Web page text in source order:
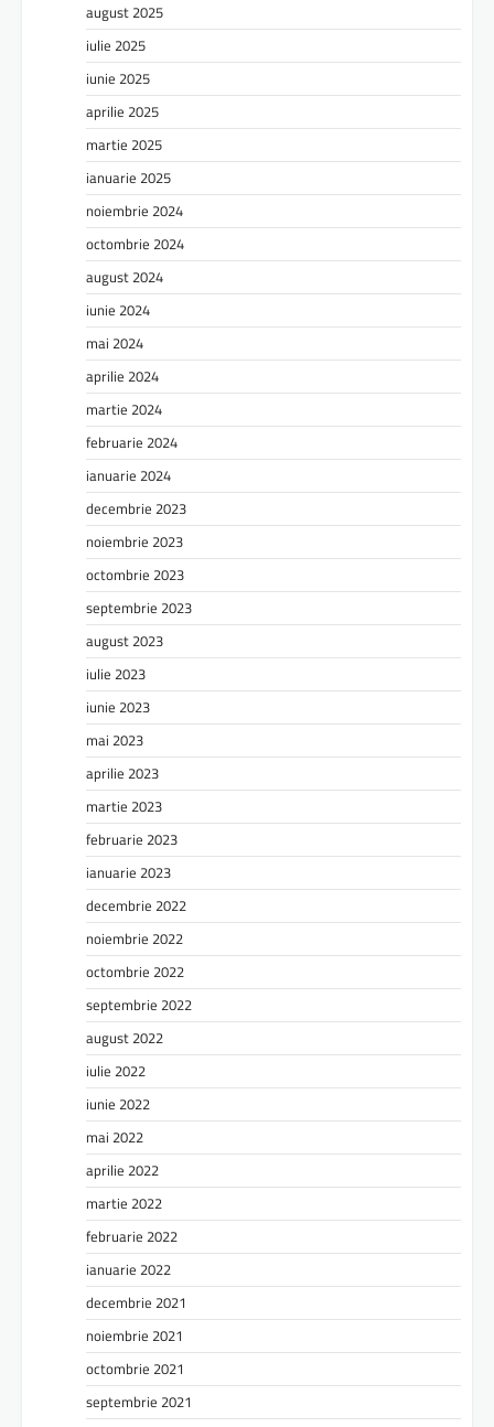
august 2025
iulie 2025
iunie 2025
aprilie 2025
martie 2025
ianuarie 2025
noiembrie 2024
octombrie 2024
august 2024
iunie 2024
mai 2024
aprilie 2024
martie 2024
februarie 2024
ianuarie 2024
decembrie 2023
noiembrie 2023
octombrie 2023
septembrie 2023
august 2023
iulie 2023
iunie 2023
mai 2023
aprilie 2023
martie 2023
februarie 2023
ianuarie 2023
decembrie 2022
noiembrie 2022
octombrie 2022
septembrie 2022
august 2022
iulie 2022
iunie 2022
mai 2022
aprilie 2022
martie 2022
februarie 2022
ianuarie 2022
decembrie 2021
noiembrie 2021
octombrie 2021
septembrie 2021